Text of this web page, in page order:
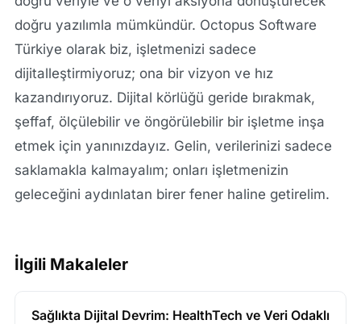
doğru yazılımla mümkündür. Octopus Software
Türkiye olarak biz, işletmenizi sadece
dijitalleştirmiyoruz; ona bir vizyon ve hız
kazandırıyoruz. Dijital körlüğü geride bırakmak,
şeffaf, ölçülebilir ve öngörülebilir bir işletme inşa
etmek için yanınızdayız. Gelin, verilerinizi sadece
saklamakla kalmayalım; onları işletmenizin
geleceğini aydınlatan birer fener haline getirelim.
İlgili Makaleler
Sağlıkta Dijital Devrim: HealthTech ve Veri Odaklı